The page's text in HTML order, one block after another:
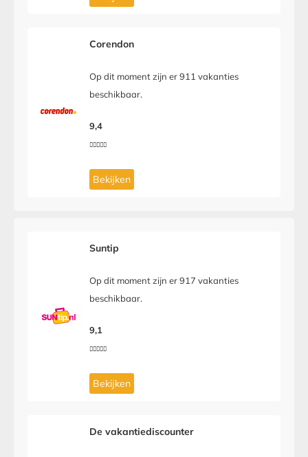
Corendon
Op dit moment zijn er 911 vakanties
beschikbaar.
9,4

Bekijken
Suntip
Op dit moment zijn er 917 vakanties
beschikbaar.
9,1

Bekijken
De vakantiediscounter